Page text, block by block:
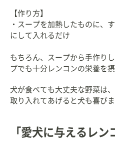
【作り方】
・スープを加熱したものに、
にして入れるだけ
もちろん、スープから手作り
プでも十分レンコンの栄養を摂
犬が食べても大丈夫な野菜は
取り入れてあげると犬も喜びま
「愛犬に与えるレン